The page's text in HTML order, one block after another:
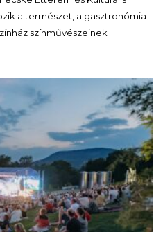
a természet, a gasztronómia
színművészeinek